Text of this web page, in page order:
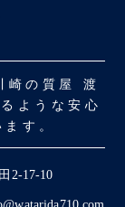
崎の質屋 渡
ような安心
す。
2-17-10